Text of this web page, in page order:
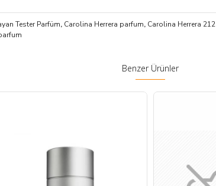
Tester Parfüm, Carolina Herrera parfum, Carolina Herrera
Benzer Ürünler